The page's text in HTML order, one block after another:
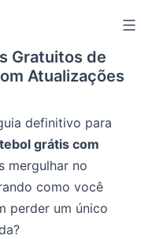
Gratuitos de
Atualizações
definitivo para
grátis com
mergulhar no
como você
perder um único